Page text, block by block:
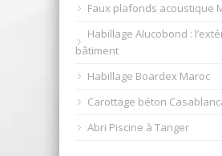
Faux plafonds acoustique
Habillage Alucobond :
bâtiment
Habillage Boardex Maroc
Carottage béton
Abri Piscine à Tanger